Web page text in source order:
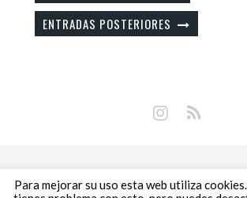
ENTRADAS POSTERIORES
Copyright © 2018 Libros Prohibidos •
Para mejorar su uso esta web utiliza